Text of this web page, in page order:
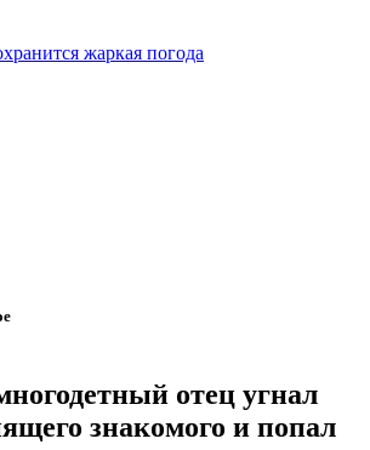
жаркая погода
отец угнал
знакомого и попал